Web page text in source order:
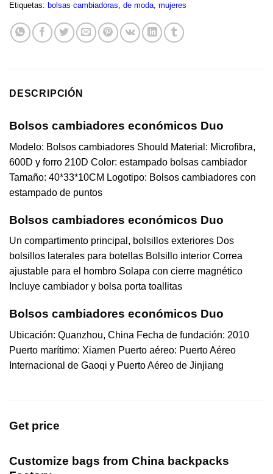
Etiquetas: bolsas cambiadoras, de moda, mujeres
DESCRIPCIÓN
Bolsos cambiadores económicos Duo
Modelo: Bolsos cambiadores Should Material: Microfibra,
600D y forro 210D Color: estampado bolsas cambiador
Tamaño: 40*33*10CM Logotipo: Bolsos cambiadores con
estampado de puntos
Bolsos cambiadores económicos Duo
Un compartimento principal, bolsillos exteriores Dos
bolsillos laterales para botellas Bolsillo interior Correa
ajustable para el hombro Solapa con cierre magnético
Incluye cambiador y bolsa porta toallitas
Bolsos cambiadores económicos Duo
Ubicación: Quanzhou, China Fecha de fundación: 2010
Puerto marítimo: Xiamen Puerto aéreo: Puerto Aéreo
Internacional de Gaoqi y Puerto Aéreo de Jinjiang
Get price
Customize bags from China backpacks